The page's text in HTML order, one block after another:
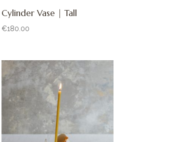
Cylinder Vase | Tall
€180.00